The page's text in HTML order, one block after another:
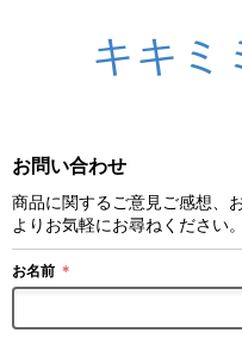
キキミ
お問い合わせ
商品に関するご意見ご感想、
よりお気軽にお尋ねください。
お名前 ＊